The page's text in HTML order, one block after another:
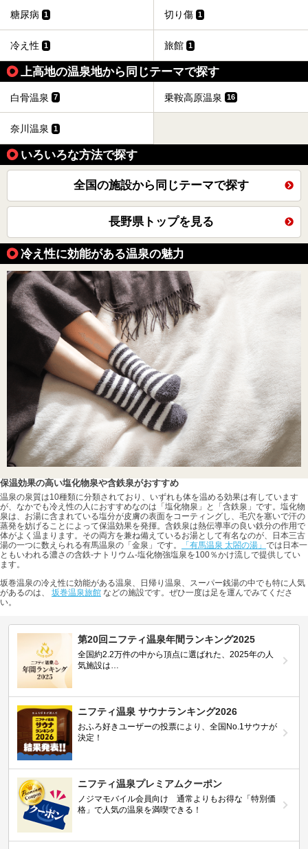
糖尿病 1 切り傷 1
冷え性 1 旅館 1
上高地の温泉地から同じテーマで探す
白骨温泉 7 乗鞍高原温泉 16
奈川温泉 1
いろいろな方法で探す
全国の施設から同じテーマで探す
長野県トップを見る
冷え性に効能がある温泉の魅力
保温効果の高い塩化物泉や含鉄泉がおすすめ
温泉の泉質は10種類に分類されており、いずれも体を温める効果は有しています
が、なかでも冷え性の人におすすめなのは「塩化物泉」と「含鉄泉」です。塩化物
泉は、お湯に含まれている塩分が皮膚の表面をコーティングし、毛穴を塞いで汗の
蒸発を妨げることによって保温効果を発揮。含鉄泉は熱伝導率の良い鉄分の作用で
体がよく温まります。その両方を兼ね備えているお湯として有名なのが、日本三古
湯の一つに数えられる有馬温泉の「金泉」です。
「有馬温泉 太閤の湯」 では日本一
ともいわれる濃さの含鉄-ナトリウム-塩化物強塩泉を100％かけ流しで提供してい
ます。
坂巻温泉の冷え性に効能がある温泉、日帰り温泉、スーパー銭湯の中でも特に人気
があるのは、 坂巻温泉旅館 などの施設です。ぜひ一度は足を運んでみてくださ
い。
第20回ニフティ温泉年間ランキング2025
全国約2.2万件の中から頂点に選ばれた、2025年の人
気施設は…
ニフティ温泉 サウナランキング2026
おふろ好きユーザーの投票により、全国No.1サウナが
決定！
ニフティ温泉プレミアムクーポン
ノジマモバイル会員向け 通常よりもお得な「特別価
格」で人気の温泉を満喫できる！